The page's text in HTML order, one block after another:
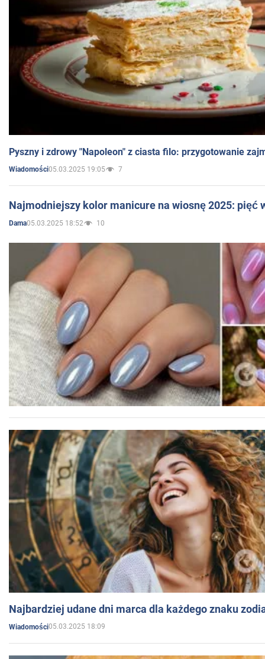
Pyszny i zdrowy "Napoleon" z ciasta filo: przygotowanie
Wiadomości05.03.2025 19:05 7
Najmodniejszy kolor manicure na wiosnę 2025: pięć
Dama05.03.2025 18:52 10
Najbardziej udane dni marca dla każdego znaku
Wiadomości05.03.2025 18:09